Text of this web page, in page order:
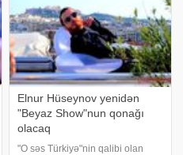
Elnur Hüseynov yenidən
"Beyaz Show"nun qonağı
olacaq
"O səs Türkiyə"nin qalibi olan